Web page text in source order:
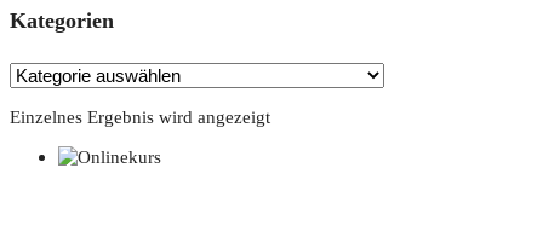
Kate­go­rien
Einzelnes Ergebnis wird angezeigt